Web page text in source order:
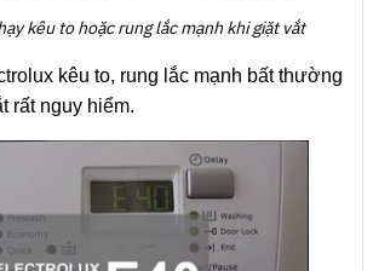
kêu to hoặc rung lắc mạnh khi giặt vắt
kêu to, rung lắc mạnh bất thường
rất nguy hiểm.